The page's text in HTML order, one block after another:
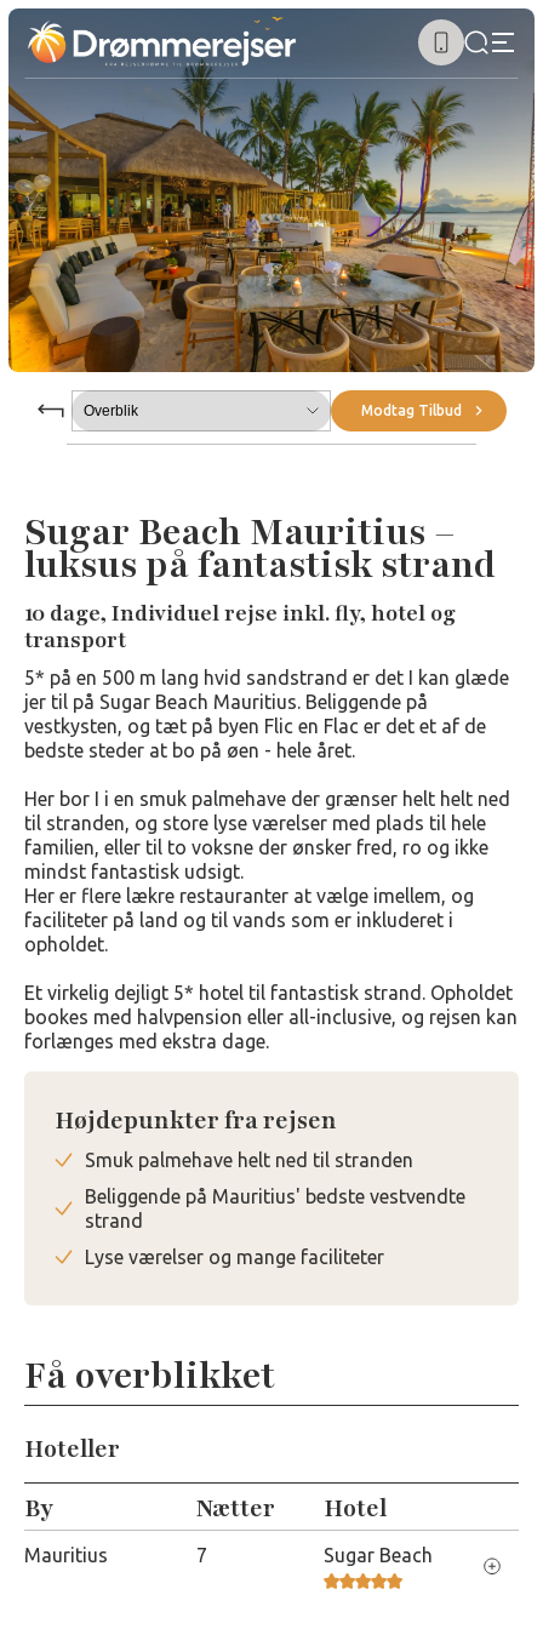
Submenu Modtag Tilbud
Sugar Beach Mauritius –
luksus på fantastisk strand
10 dage, Individuel rejse inkl. fly, hotel og
transport
5* på en 500 m lang hvid sandstrand er det I kan glæde
jer til på Sugar Beach Mauritius. Beliggende på
vestkysten, og tæt på byen Flic en Flac er det et af de
bedste steder at bo på øen - hele året.
Her bor I i en smuk palmehave der grænser helt helt ned
til stranden, og store lyse værelser med plads til hele
familien, eller til to voksne der ønsker fred, ro og ikke
mindst fantastisk udsigt.
Her er flere lækre restauranter at vælge imellem, og
faciliteter på land og til vands som er inkluderet i
opholdet.
Et virkelig dejligt 5* hotel til fantastisk strand. Opholdet
bookes med halvpension eller all-inclusive, og rejsen kan
forlænges med ekstra dage.
Højdepunkter fra rejsen
Smuk palmehave helt ned til stranden
Beliggende på Mauritius' bedste vestvendte
strand
Lyse værelser og mange faciliteter
Få overblikket
Hoteller
By
Nætter Hotel
Mauritius 7 Sugar Beach